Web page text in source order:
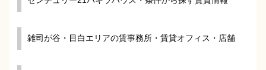
雑司が谷・目白エリアの賃事務所・賃貸オフィス・店舗